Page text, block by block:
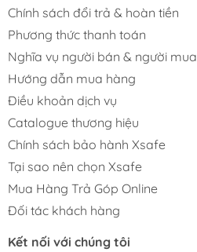
Chính sách đổi trả & hoàn tiền
Phương thức thanh toán
Nghĩa vụ người bán & người mua
Hướng dẫn mua hàng
Điều khoản dịch vụ
Catalogue thương hiệu
Chính sách bảo hành Xsafe
Tại sao nên chọn Xsafe
Mua Hàng Trả Góp Online
Đối tác khách hàng
Kết nối với chúng tôi